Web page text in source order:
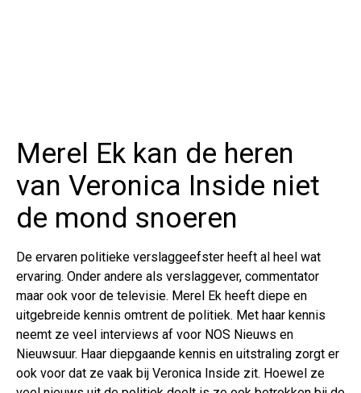
Merel Ek kan de heren
van Veronica Inside niet
de mond snoeren
De ervaren politieke verslaggeefster heeft al heel wat
ervaring. Onder andere als verslaggever, commentator
maar ook voor de televisie. Merel Ek heeft diepe en
uitgebreide kennis omtrent de politiek. Met haar kennis
neemt ze veel interviews af voor NOS Nieuws en
Nieuwsuur. Haar diepgaande kennis en uitstraling zorgt er
ook voor dat ze vaak bij Veronica Inside zit. Hoewel ze